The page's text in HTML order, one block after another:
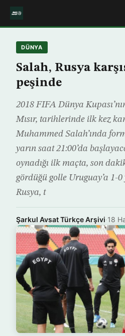
DÜNYA
Salah, Rusya
peşinde
2018 FIFA Dünya
Mısır, tarihlerinde ilk kez
Muhammed Salah’ında
yarın saat 21:00’da
oynadığı ilk maçta, son
gördüğü golle Uruguay’a 1-
Rusya, t
Şarkul Avsat Türkçe Arşivi·18